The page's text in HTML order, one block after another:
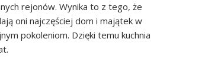
rejonów. Wynika to z tego, że
oni najczęściej dom i majątek w
pokoleniom. Dzięki temu kuchnia